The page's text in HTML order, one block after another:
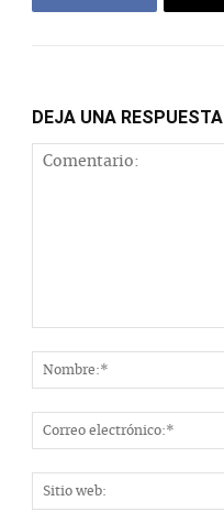
DEJA UNA RESPUESTA